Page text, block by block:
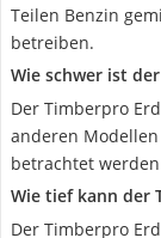
Teilen Benzin
betreiben.
Wie schwer ist
Der Timberpro
anderen
betrachtet
Wie tief kann der
Der Timberpro